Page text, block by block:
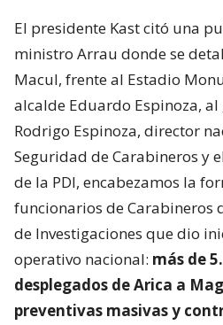
El presidente Kast citó una
ministro Arrau donde se
Macul, frente al Estadio
alcalde Eduardo Espinoza,
Rodrigo Espinoza, director
Seguridad de Carabineros y
de la PDI, encabezamos la
funcionarios de Carabineros
de Investigaciones que dio
operativo nacional: más de
desplegados de Arica a
preventivas masivas y